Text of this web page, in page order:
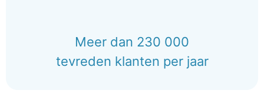
Meer dan 230 000
tevreden klanten per jaar